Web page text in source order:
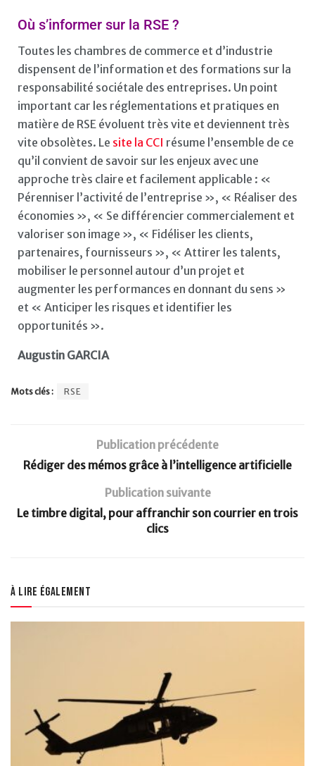
Où s’informer sur la RSE ?
Toutes les chambres de commerce et d’industrie
dispensent de l’information et des formations sur la
responsabilité sociétale des entreprises. Un point
important car les réglementations et pratiques en
matière de RSE évoluent très vite et deviennent très
vite obsolètes. Le site la CCI résume l’ensemble de ce
qu’il convient de savoir sur les enjeux avec une
approche très claire et facilement applicable : «
Pérenniser l’activité de l’entreprise », « Réaliser des
économies », « Se différencier commercialement et
valoriser son image », « Fidéliser les clients,
partenaires, fournisseurs », « Attirer les talents,
mobiliser le personnel autour d’un projet et
augmenter les performances en donnant du sens »
et « Anticiper les risques et identifier les
opportunités ».
Augustin GARCIA
Mots clés : RSE
Publication précédente
Rédiger des mémos grâce à l’intelligence artificielle
Publication suivante
Le timbre digital, pour affranchir son courrier en trois
clics
À lire également